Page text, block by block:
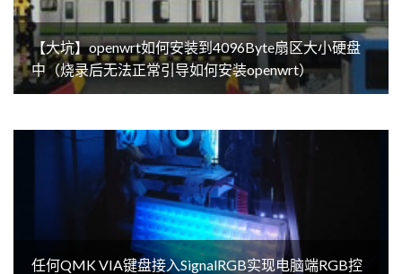
【大坑】openwrt如何安装到4096Byte扇区大小硬盘
中（烧录后无法正常引导如何安装openwrt）
任何QMK VIA键盘接入SignalRGB实现电脑端RGB控